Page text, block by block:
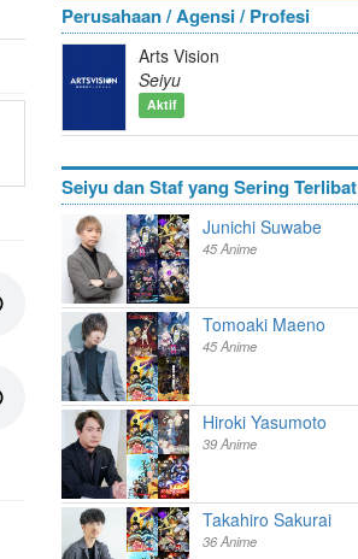
Perusahaan / Agensi / Profesi
Arts Vision
Seiyu
Aktif
Seiyu dan Staf yang Sering Terlibat
Junichi Suwabe
45 Anime
Tomoaki Maeno
45 Anime
Hiroki Yasumoto
39 Anime
Takahiro Sakurai
36 Anime